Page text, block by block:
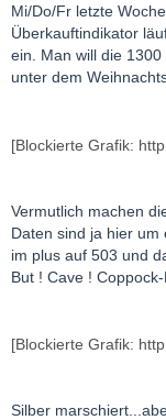
Mi/Do/Fr letzte
Überkauftindikator
ein. Man will die
unter dem
[Blockierte Grafik:
Vermutlich machen
Daten sind ja hier um
im plus auf 503 und
But ! Cave ! Coppock-
[Blockierte Grafik:
Silber